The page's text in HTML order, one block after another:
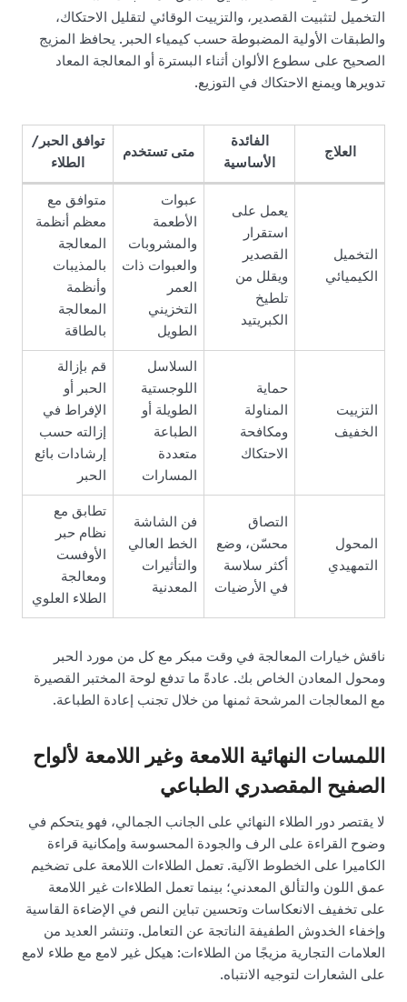
التخميل لتثبيت القصدير، والتزييت الوقائي لتقليل الاحتكاك،
والطبقات الأولية المضبوطة حسب كيمياء الحبر. يحافظ المزيج
الصحيح على سطوع الألوان أثناء البسترة أو المعالجة المعاد
تدويرها ويمنع الاحتكاك في التوزيع.
العلاج
الفائدة
الأساسية
متى تستخدم
توافق الحبر/
الطلاء
التخميل
الكيميائي
يعمل على
استقرار
القصدير
ويقلل من
تلطيخ
الكبريتيد
عبوات
الأطعمة
والمشروبات
والعبوات ذات
العمر
التخزيني
الطويل
متوافق مع
معظم أنظمة
المعالجة
بالمذيبات
وأنظمة
المعالجة
بالطاقة
التزييت
الخفيف
حماية
المناولة
ومكافحة
الاحتكاك
السلاسل
اللوجستية
الطويلة أو
الطباعة
متعددة
المسارات
قم بإزالة
الحبر أو
الإفراط في
إزالته حسب
إرشادات بائع
الحبر
المحول
التمهيدي
التصاق
محسّن، وضع
أكثر سلاسة
في الأرضيات
فن الشاشة
الخط العالي
والتأثيرات
المعدنية
تطابق مع
نظام حبر
الأوفست
ومعالجة
الطلاء العلوي
ناقش خيارات المعالجة في وقت مبكر مع كل من مورد الحبر
ومحول المعادن الخاص بك. عادةً ما تدفع لوحة المختبر القصيرة
مع المعالجات المرشحة ثمنها من خلال تجنب إعادة الطباعة.
اللمسات النهائية اللامعة وغير اللامعة لألواح
الصفيح المقصدري الطباعي
لا يقتصر دور الطلاء النهائي على الجانب الجمالي، فهو يتحكم في
وضوح القراءة على الرف والجودة المحسوسة وإمكانية قراءة
الكاميرا على الخطوط الآلية. تعمل الطلاءات اللامعة على تضخيم
عمق اللون والتألق المعدني؛ بينما تعمل الطلاءات غير اللامعة
على تخفيف الانعكاسات وتحسين تباين النص في الإضاءة القاسية
وإخفاء الخدوش الطفيفة الناتجة عن التعامل. وتنشر العديد من
العلامات التجارية مزيجًا من الطلاءات: هيكل غير لامع مع طلاء لامع
على الشعارات لتوجيه الانتباه.